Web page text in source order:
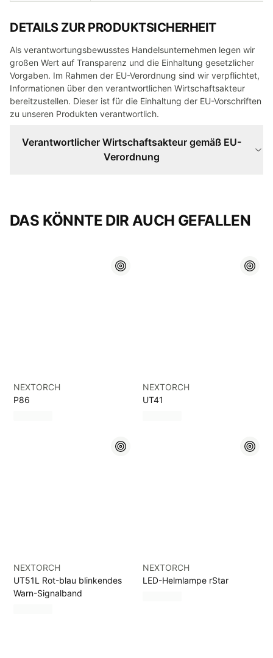
DETAILS ZUR PRODUKTSICHERHEIT
Als verantwortungsbewusstes Handelsunternehmen legen wir
großen Wert auf Transparenz und die Einhaltung gesetzlicher
Vorgaben. Im Rahmen der EU-Verordnung sind wir verpflichtet,
Informationen über den verantwortlichen Wirtschaftsakteur
bereitzustellen. Dieser ist für die Einhaltung der EU-Vorschriften
zu unseren Produkten verantwortlich.
Verantwortlicher Wirtschaftsakteur gemäß EU-
Verordnung
DAS KÖNNTE DIR AUCH GEFALLEN
NEXTORCH
P86
NEXTORCH
UT41
NEXTORCH
UT51L Rot-blau blinkendes
Warn-Signalband
NEXTORCH
LED-Helmlampe rStar